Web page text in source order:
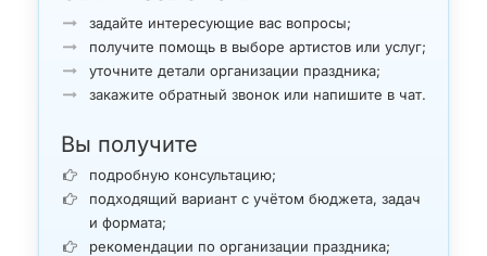
задайте интересующие вас вопросы;
получите помощь в выборе артистов или услуг;
уточните детали организации праздника;
закажите обратный звонок или напишите в чат.
Вы получите
подробную консультацию;
подходящий вариант с учётом бюджета, задач
и формата;
рекомендации по организации праздника;